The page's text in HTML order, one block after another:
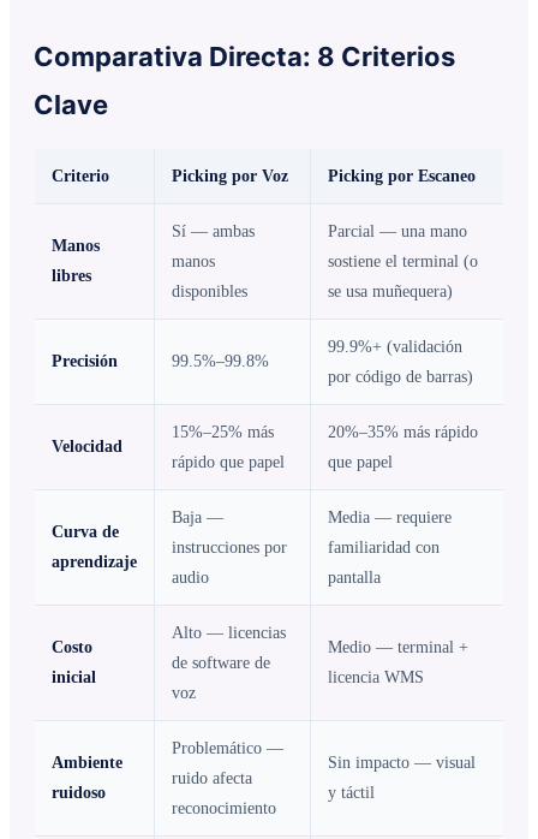
Comparativa Directa: 8 Criterios
Clave
Criterio Picking por Voz Picking por Escaneo
Manos
libres
Sí — ambas
manos
disponibles
Parcial — una mano
sostiene el terminal (o
se usa muñequera)
Precisión 99.5%–99.8%
99.9%+ (validación
por código de barras)
Velocidad
15%–25% más
rápido que papel
20%–35% más rápido
que papel
Curva de
aprendizaje
Baja —
instrucciones por
audio
Media — requiere
familiaridad con
pantalla
Costo
inicial
Alto — licencias
de software de
voz
Medio — terminal +
licencia WMS
Ambiente
ruidoso
Problemático —
ruido afecta
reconocimiento
Sin impacto — visual
y táctil